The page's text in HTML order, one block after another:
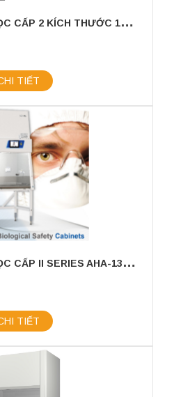
T
Ủ AN TOÀN SINH HỌC CẤP 2 KÍCH THƯỚC 1200MM (CHO 2 NGƯỜI SỬ DỤNG)
TIẾT
T
Ủ AN TOÀN SINH HỌC CẤP II SERIES AHA-133 THƯƠNG HIỆU YAKOS65
TIẾT